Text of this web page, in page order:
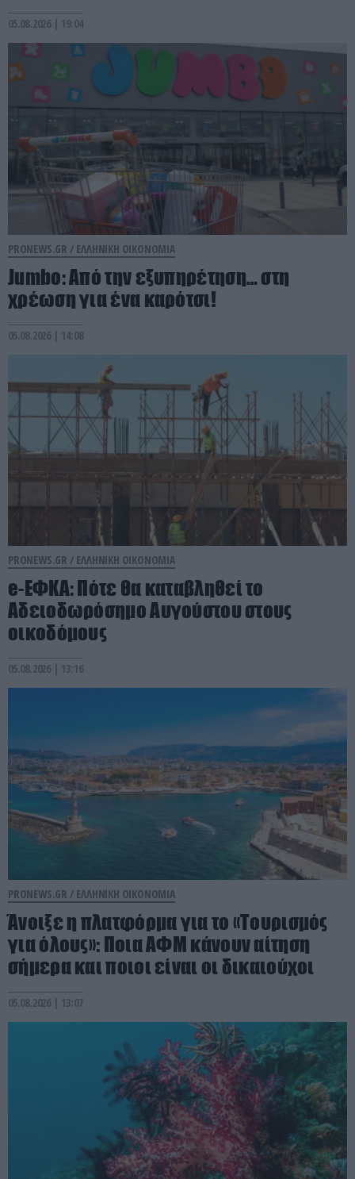
05.08.2026 | 19:04
PRONEWS.GR / ΕΛΛΗΝΙΚΗ ΟΙΚΟΝΟΜΙΑ
Jumbo: Από την εξυπηρέτηση… στη
χρέωση για ένα καρότσι!
05.08.2026 | 14:08
PRONEWS.GR / ΕΛΛΗΝΙΚΗ ΟΙΚΟΝΟΜΙΑ
e-ΕΦΚΑ: Πότε θα καταβληθεί το
Αδειοδωρόσημο Αυγούστου στους
οικοδόμους
05.08.2026 | 13:16
PRONEWS.GR / ΕΛΛΗΝΙΚΗ ΟΙΚΟΝΟΜΙΑ
Άνοιξε η πλατφόρμα για το «Τουρισμός
για όλους»: Ποια ΑΦΜ κάνουν αίτηση
σήμερα και ποιοι είναι οι δικαιούχοι
05.08.2026 | 13:07